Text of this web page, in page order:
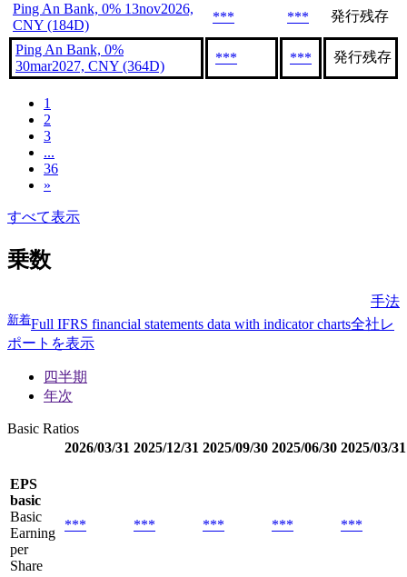
Ping An Bank, 0% 13nov2026,
CNY (184D)
*** *** 発行残存
Ping An Bank, 0%
30mar2027, CNY (364D)
*** *** 発行残存
1
2
3
...
36
»
すべて表示
乗数
手法
新着Full IFRS financial statements data with indicator charts全社レ
ポートを表示
四半期
年次
Basic Ratios
2026/03/31 2025/12/31 2025/09/30 2025/06/30 2025/03/31
EPS
basic
Basic
Earning
per
Share
*** *** *** *** ***